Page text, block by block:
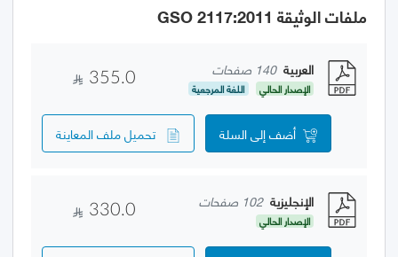
ملفات الوثيقة GSO 2117:2011
العربية 140 صفحات
الإصدار الحالي اللغة المرجعية
355.0
أضف إلى السلة تحميل ملف المعاينة
الإنجليزية 102 صفحات
الإصدار الحالي
330.0